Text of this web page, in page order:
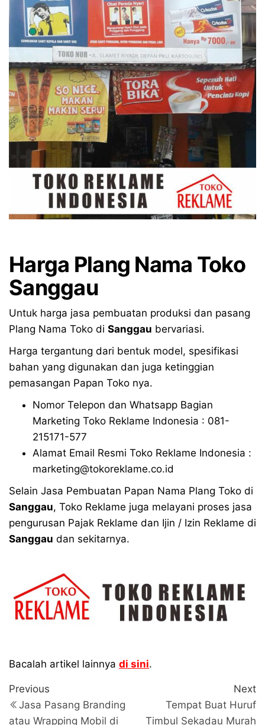
Harga Plang Nama Toko
Sanggau
Untuk harga jasa pembuatan produksi dan pasang
Plang Nama Toko di Sanggau bervariasi.
Harga tergantung dari bentuk model, spesifikasi
bahan yang digunakan dan juga ketinggian
pemasangan Papan Toko nya.
Nomor Telepon dan Whatsapp Bagian
Marketing Toko Reklame Indonesia : 081-
215171-577
Alamat Email Resmi Toko Reklame Indonesia :
marketing@tokoreklame.co.id
Selain Jasa Pembuatan Papan Nama Plang Toko di
Sanggau, Toko Reklame juga melayani proses jasa
pengurusan Pajak Reklame dan Ijin / Izin Reklame di
Sanggau dan sekitarnya.
Bacalah artikel lainnya di sini.
Navigasi
pos
Previous
Post
Previous
Jasa Pasang Branding
atau Wrapping Mobil di
Next
Tempat Buat Huruf
Timbul Sekadau Murah